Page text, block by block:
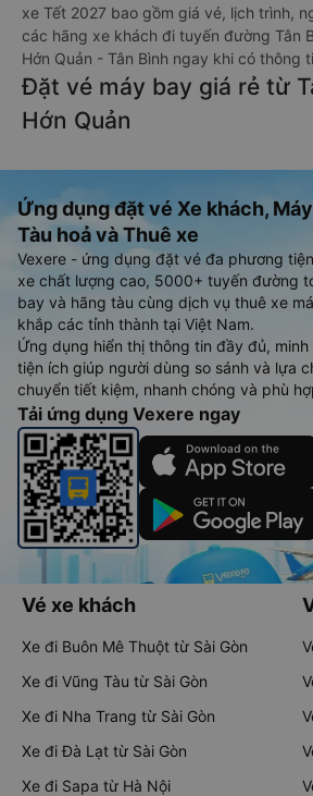
xe Tết 2027 bao gồm giá vé, lịch trình,
các hãng xe khách đi tuyến đường Tân
Hớn Quản - Tân Bình ngay khi có thông
Đặt vé máy bay giá rẻ từ
Hớn Quản
Ứng dụng đặt vé Xe khách,
Tàu hoả và Thuê xe
Vexere - ứng dụng đặt vé đa phương
xe chất lượng cao, 5000+ tuyến đường
bay và hãng tàu cùng dịch vụ thuê xe
khắp các tỉnh thành tại Việt Nam.
Ứng dụng hiển thị thông tin đầy đủ,
tiện ích giúp người dùng so sánh và lựa
chuyển tiết kiệm, nhanh chóng và phù
Tải ứng dụng Vexere ngay
Vé xe khách
Xe đi Buôn Mê Thuột từ Sài Gòn
Xe đi Vũng Tàu từ Sài Gòn
Xe đi Nha Trang từ Sài Gòn
Xe đi Đà Lạt từ Sài Gòn
Xe đi Sapa từ Hà Nội